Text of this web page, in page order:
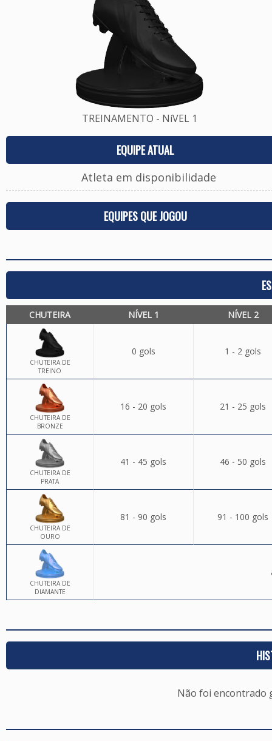
TREINAMENTO - NíVEL 1
EQUIPE ATUAL
Atleta em disponibilidade
EQUIPES QUE JOGOU
CHUTEIRA NÍVEL 1 NÍVEL 2
CHUTEIRA DE
TREINO
0 gols 1 - 2 gols
CHUTEIRA DE
BRONZE
16 - 20 gols 21 - 25 gols
CHUTEIRA DE
PRATA
41 - 45 gols 46 - 50 gols
CHUTEIRA DE
OURO
81 - 90 gols 91 - 100 gols
CHUTEIRA DE
DIAMANTE
Não foi encontrado